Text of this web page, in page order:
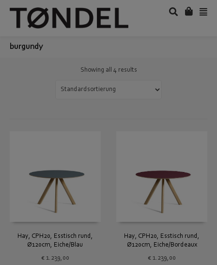
burgundy
Showing all 4 results
Hay, CPH20, Esstisch rund,
Ø120cm, Eiche/Blau
€1.239,00
Hay, CPH20, Esstisch rund,
Ø120cm, Eiche/Bordeaux
€ 1.239,00